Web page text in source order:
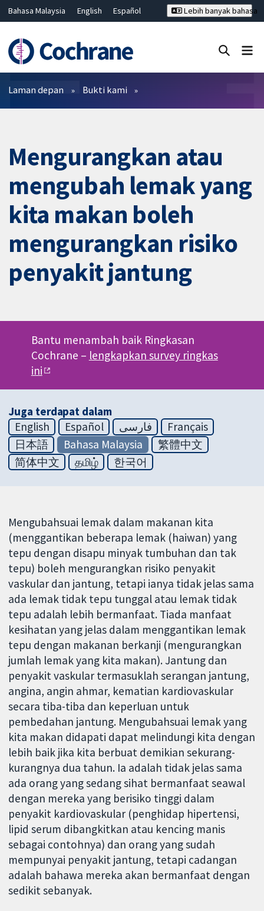
Bahasa Malaysia English
Español
Hrvatski
Deutsch ไทย
繁體中文
简体中文
Lebih banyak bahasa
Penapis
Laman depan Bukti kami
Mengurangkan atau
mengubah lemak yang
kita makan boleh
mengurangkan risiko
penyakit jantung
Bantu menambah baik Ringkasan
Cochrane – lengkapkan survey ringkas
ini
Juga terdapat dalam
English
Español فارسی
Français
日本語
Bahasa Malaysia
繁體中文
简体中文
தமிழ் 한국어
Mengubahsuai lemak dalam makanan kita
(menggantikan beberapa lemak (haiwan) yang
tepu dengan disapu minyak tumbuhan dan tak
tepu) boleh mengurangkan risiko penyakit
vaskular dan jantung, tetapi ianya tidak jelas sama
ada lemak tidak tepu tunggal atau lemak tidak
tepu adalah lebih bermanfaat. Tiada manfaat
kesihatan yang jelas dalam menggantikan lemak
tepu dengan makanan berkanji (mengurangkan
jumlah lemak yang kita makan). Jantung dan
penyakit vaskular termasuklah serangan jantung,
angina, angin ahmar, kematian kardiovaskular
secara tiba-tiba dan keperluan untuk
pembedahan jantung. Mengubahsuai lemak yang
kita makan didapati dapat melindungi kita dengan
lebih baik jika kita berbuat demikian sekurang-
kurangnya dua tahun. Ia adalah tidak jelas sama
ada orang yang sedang sihat bermanfaat seawal
dengan mereka yang berisiko tinggi dalam
penyakit kardiovaskular (penghidap hipertensi,
lipid serum dibangkitkan atau kencing manis
sebagai contohnya) dan orang yang sudah
mempunyai penyakit jantung, tetapi cadangan
adalah bahawa mereka akan bermanfaat dengan
sedikit sebanyak.